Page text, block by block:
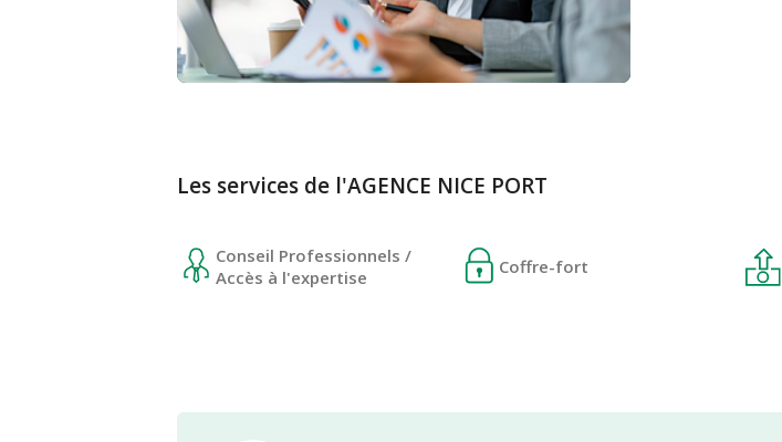
Les services de l'AGENCE NICE PORT
Conseil Professionnels /
Accès à l'expertise
Coffre-fort